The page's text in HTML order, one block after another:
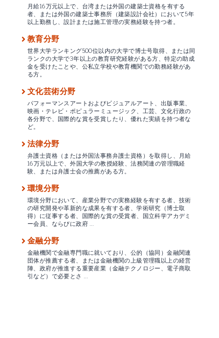
月給16万元以上で、台湾または外国の建築士資格を有する
者、または外国の建築士事務所（建築設計会社）において5年
以上勤務し、設計または施工管理の実務経験を持つ者。
教育分野
世界大学ランキング500位以内の大学で博士号取得、または同
ランクの大学で3年以上の教育研究経験がある方、特定の助成
金を受けたことや、公私立学校や教育機関での勤務経験があ
る方。
文化芸術分野
パフォーマンスアートおよびビジュアルアート、出版事業、
映画・テレビ・ポピュラーミュージック、工芸、文化行政の
各分野で、国際的な賞を受賞したり、優れた実績を持つ者な
ど。
法律分野
弁護士資格（または外国法事務弁護士資格）を取得し、月給
16万元以上で、外国大学の教授経験、法務関連の管理職経
験、または弁護士会の推薦がある方。
環境分野
環境分野において、産業分野での実務経験を有する者、技術
の研究開発や革新的な成果を有する者、学術研究（博士取
得）に従事する者、国際的な賞の受賞者、国立科学アカデミ
ー会員、ならびに政府 …
金融分野
金融機関で金融専門職に就いており、公的（協同）金融関連
団体が推薦する者、または金融機関の上級管理職以上の経営
陣、政府が推進する重要産業（金融テクノロジー、電子商取
引など）で必要とさ …